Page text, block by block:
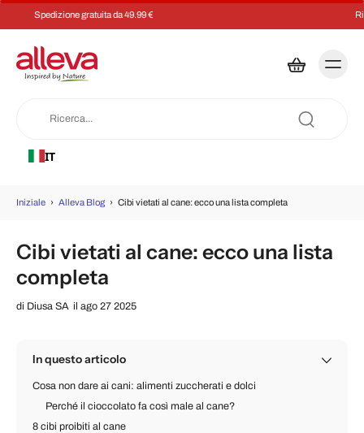
Risparmia il 5% su ogni ordine con un abbonamento
IT
Iniziale › Alleva Blog › Cibi vietati al cane: ecco una lista completa
Cibi vietati al cane: ecco una lista
completa
di Diusa SA il ago 27 2025
In questo articolo
Cosa non dare ai cani: alimenti zuccherati e dolci
Perché il cioccolato fa così male al cane?
8 cibi proibiti al cane